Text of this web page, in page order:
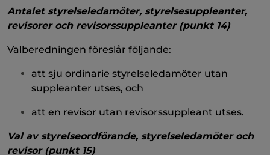
Antalet styrelseledamöter, styrelsesuppleanter,
revisorer och revisorssuppleanter (punkt 14)
Valberedningen föreslår följande:
att sju ordinarie styrelseledamöter utan
suppleanter utses, och
att en revisor utan revisorssuppleant utses.
Val av styrelseordförande, styrelseledamöter och
revisor (punkt 15)